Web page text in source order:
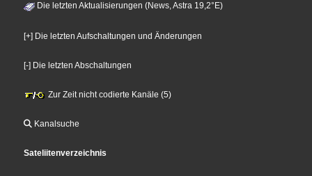
Die letzten Aktualisierungen (News, Astra 19,2°E)
[+] Die letzten Aufschaltungen und Änderungen
[-] Die letzten Abschaltungen
Zur Zeit nicht codierte Kanäle (5)
Kanalsuche
Sateliitenverzeichnis